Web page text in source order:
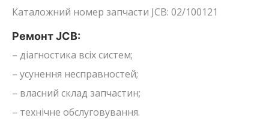
Каталожний номер запчасти JCB: 02/100121
Ремонт JCB:
– діагностика всіх систем;
– усунення несправностей;
– власний склад запчастин;
– технічне обслуговування.